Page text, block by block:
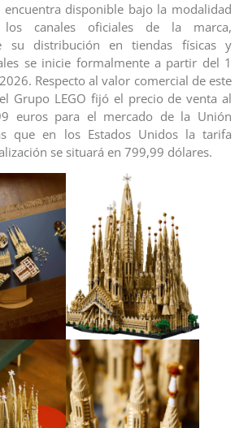
encuentra disponible bajo la modalidad
canales oficiales de la marca,
su distribución en tiendas físicas y
se inicie formalmente a partir del 1
Respecto al valor comercial de este
Grupo LEGO fijó el precio de venta al
euros para el mercado de la Unión
que en los Estados Unidos la tarifa
se situará en 799,99 dólares.